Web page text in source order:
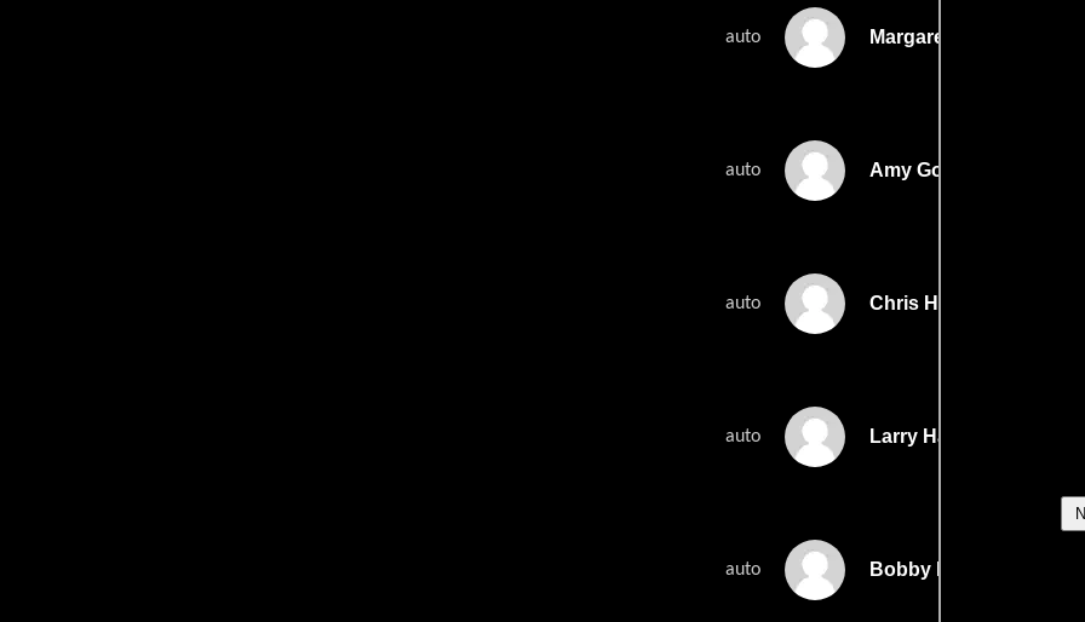
auto Margaret Gomoll
auto Amy Gore
auto Chris Handyside
auto Larry Hardy
auto Bobby Harlow